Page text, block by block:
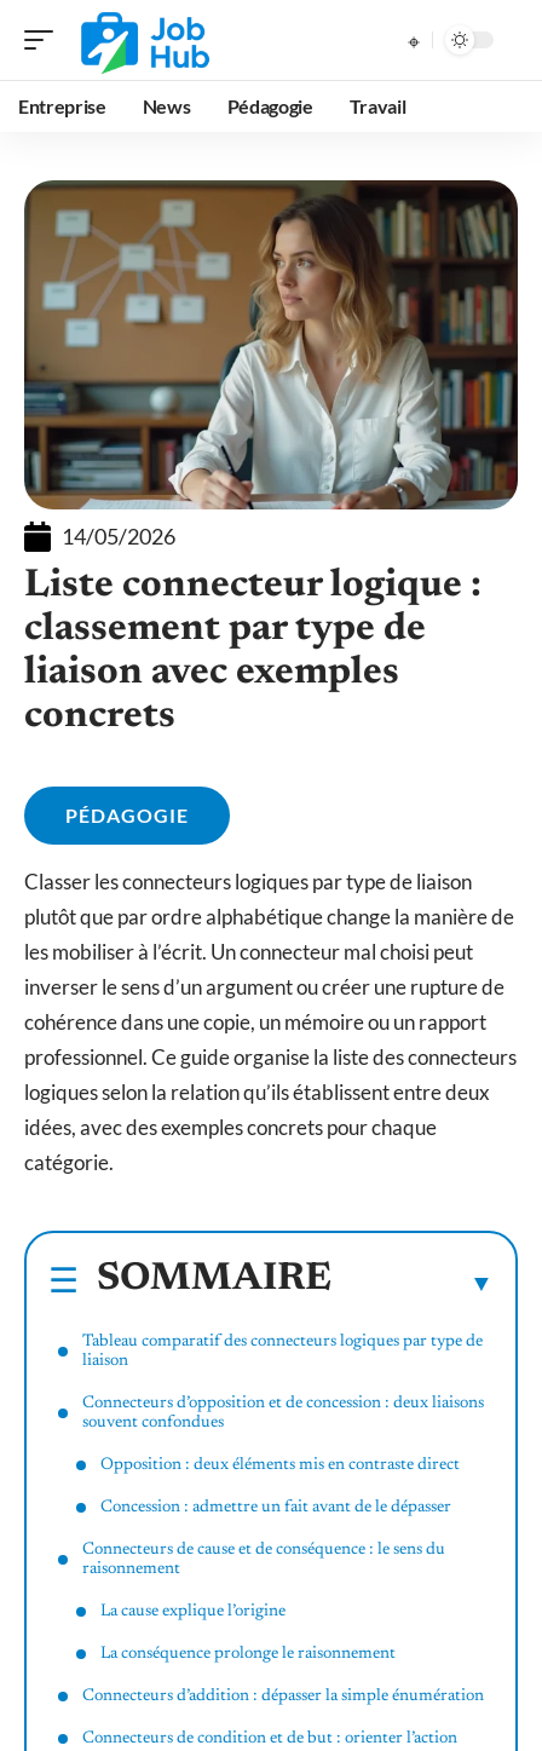
Entreprise News Pédagogie Travail
14/05/2026
Liste connecteur logique :
classement par type de
liaison avec exemples
concrets
PÉDAGOGIE
Classer les connecteurs logiques par type de liaison
plutôt que par ordre alphabétique change la manière de
les mobiliser à l’écrit. Un connecteur mal choisi peut
inverser le sens d’un argument ou créer une rupture de
cohérence dans une copie, un mémoire ou un rapport
professionnel. Ce guide organise la liste des connecteurs
logiques selon la relation qu’ils établissent entre deux
idées, avec des exemples concrets pour chaque
catégorie.
SOMMAIRE
Tableau comparatif des connecteurs logiques par type de
liaison
Connecteurs d’opposition et de concession : deux liaisons
souvent confondues
Opposition : deux éléments mis en contraste direct
Concession : admettre un fait avant de le dépasser
Connecteurs de cause et de conséquence : le sens du
raisonnement
La cause explique l’origine
La conséquence prolonge le raisonnement
Connecteurs d’addition : dépasser la simple énumération
Connecteurs de condition et de but : orienter l’action